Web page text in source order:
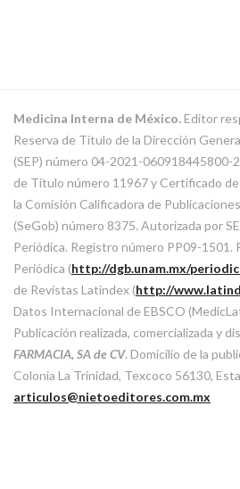
Medicina Interna de México.Editor
Reserva de Título de la Dirección
(SEP) número 04-2021-060918445800-
de Título número 11967 y Certificado
la Comisión Calificadora de
(SeGob) número 8375. Autorizada por
Periódica. Registro número PP09-1501.
Periódica (http://dgb.unam.mx/
de Revistas Latindex (http://
Datos Internacional de EBSCO
Publicación realizada, comercializada y
FARMACIA, SA de CV. Domicilio de la
Colonia La Trinidad, Texcoco 56130,
articulos@nietoeditores.com.mx